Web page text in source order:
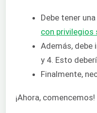
Debe tener una
con privilegios
Además, debe
y 4. Esto
Finalmente,
¡Ahora, comencemos!